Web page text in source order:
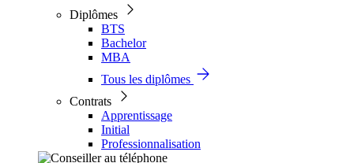
Diplômes
BTS
Bachelor
MBA
Tous les diplômes
Contrats
Apprentissage
Initial
Professionnalisation